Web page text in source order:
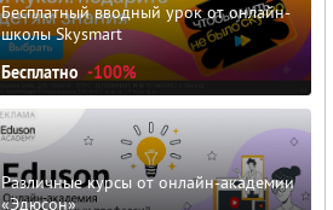
Бесплатный вводный урок от онлайн-
школы Skysmart
Бесплатно -100%
Различные курсы от онлайн-академии
«Эдюсон»